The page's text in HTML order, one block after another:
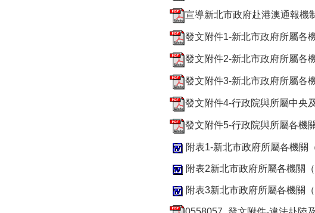
宣導新北市政府赴港澳通報機
發文附件1-新北市政府所屬各
發文附件2-新北市政府所屬各
發文附件3-新北市政府所屬各
發文附件4-行政院與所屬中央
發文附件5-行政院與所屬各機
附表1-新北市政府所屬各機關
附表2新北市政府所屬各機關
附表3新北市政府所屬各機關